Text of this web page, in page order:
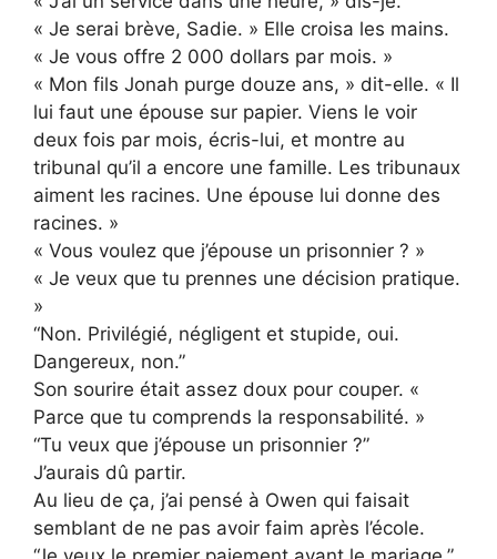
« Je serai brève, Sadie. » Elle croisa les mains.
« Je vous offre 2 000 dollars par mois. »
« Mon fils Jonah purge douze ans, » dit-elle. « Il
lui faut une épouse sur papier. Viens le voir
deux fois par mois, écris-lui, et montre au
tribunal qu’il a encore une famille. Les tribunaux
aiment les racines. Une épouse lui donne des
racines. »
« Vous voulez que j’épouse un prisonnier ? »
« Je veux que tu prennes une décision pratique.
»
“Non. Privilégié, négligent et stupide, oui.
Dangereux, non.”
Son sourire était assez doux pour couper. «
Parce que tu comprends la responsabilité. »
“Tu veux que j’épouse un prisonnier ?”
J’aurais dû partir.
Au lieu de ça, j’ai pensé à Owen qui faisait
semblant de ne pas avoir faim après l’école.